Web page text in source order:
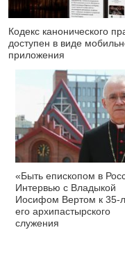
Кодекс канонического
доступен в виде
приложения
«Быть епископом в
Интервью с Владыкой
Иосифом Вертом к 35-
его архипастырского
служения